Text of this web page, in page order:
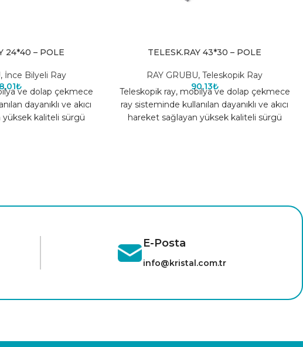
24*40 – POLE
, İnce Bilyeli Ray
₺ve dolap çekmece
dayanıklı ve akıcı
kaliteli sürgü
TELESK.RAY 43*30 – POLE
RAY GRUBU, Teleskopik Ray
90,13₺
Teleskopik ray, mobilya ve dolap çekmece
ray sisteminde kullanılan dayanıklı ve akıcı
hareket sağlayan yüksek kaliteli sürgü
E-Posta
info@kristal.com.tr